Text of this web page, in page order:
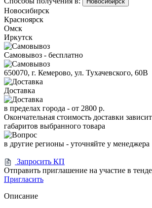
Новосибирск
Красноярск
Омск
Иркутск
Самовывоз - бесплатно
650070, г. Кемерово, ул. Тухачевского, 60В
Доставка
в пределах города - от 2800 р.
Окончательная стоимость доставки
габаритов выбранного товара
в другие регионы - уточняйте у менеджера
Запросить КП
Отправить приглашение на участие в
Пригласить
Описание